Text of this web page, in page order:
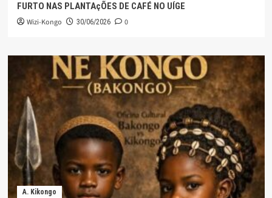
FURTO NAS PLANTAçÕES DE CAFÉ NO UÍGE
Wizi-Kongo 30/06/2026 0
A. Kikongo